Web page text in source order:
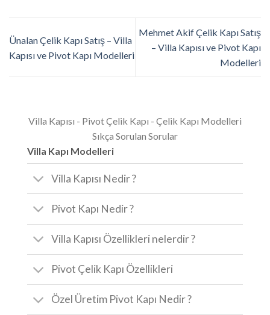
Ünalan Çelik Kapı Satış – Villa
Kapısı ve Pivot Kapı Modelleri
Mehmet Akif Çelik Kapı Satış
– Villa Kapısı ve Pivot Kapı
Modelleri
Villa Kapısı - Pivot Çelik Kapı - Çelik Kapı Modelleri
Sıkça Sorulan Sorular
Villa Kapı Modelleri
Villa Kapısı Nedir ?
Pivot Kapı Nedir ?
Villa Kapısı Özellikleri nelerdir ?
Pivot Çelik Kapı Özellikleri
Özel Üretim Pivot Kapı Nedir ?